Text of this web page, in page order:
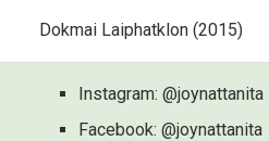
Dokmai Laiphatklon (2015)
Instagram: @joynattanita
Facebook: @joynattanita